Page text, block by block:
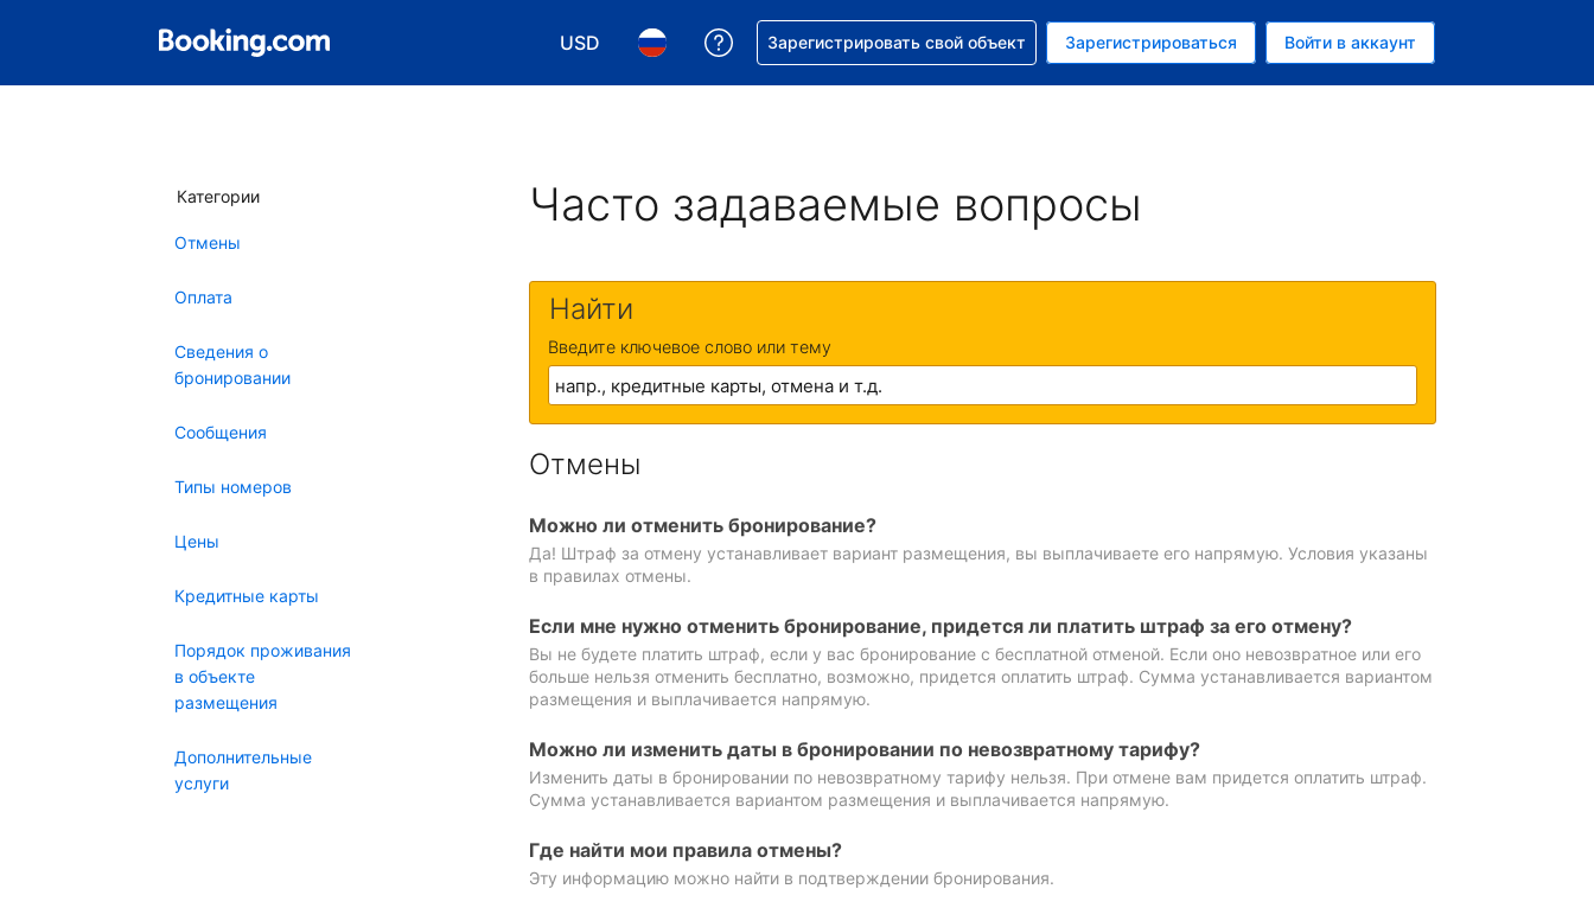
USD
Выберите валюту. Текущая валюта — Доллар США
Выберите язык. Текущий язык — На русском
Получите помощь с бронированием
Зарегистрировать свой объект Зарегистрироваться Войти в аккаунт
Категории
Отмены
Оплата
Сведения о
бронировании
Сообщения
Типы номеров
Цены
Кредитные карты
Порядок проживания
в объекте
размещения
Дополнительные
услуги
Часто задаваемые вопросы
Найти
Введите ключевое слово или тему
Отмены
Можно ли отменить бронирование?
Да! Штраф за отмену устанавливает вариант размещения, вы выплачиваете его напрямую. Условия указаны
в правилах отмены.
Если мне нужно отменить бронирование, придется ли платить штраф за его отмену?
Вы не будете платить штраф, если у вас бронирование с бесплатной отменой. Если оно невозвратное или его
больше нельзя отменить бесплатно, возможно, придется оплатить штраф. Сумма устанавливается вариантом
размещения и выплачивается напрямую.
Можно ли изменить даты в бронировании по невозвратному тарифу?
Изменить даты в бронировании по невозвратному тарифу нельзя. При отмене вам придется оплатить штраф.
Сумма устанавливается вариантом размещения и выплачивается напрямую.
Где найти мои правила отмены?
Эту информацию можно найти в подтверждении бронирования.